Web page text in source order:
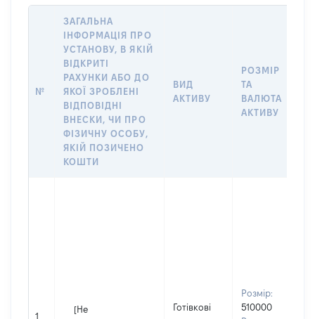
№
ЗАГАЛЬНА
ІНФОРМАЦІЯ ПРО
УСТАНОВУ, В ЯКІЙ
ВІДКРИТІ
РАХУНКИ АБО ДО
ЯКОЇ ЗРОБЛЕНІ
ВІДПОВІДНІ
ВНЕСКИ, ЧИ ПРО
ФІЗИЧНУ ОСОБУ,
ЯКІЙ ПОЗИЧЕНО
КОШТИ
ВИД
АКТИВУ
РОЗМІР
ТА
ВАЛЮТА
АКТИВУ
1
[Не
Готівкові
Розмір:
510000